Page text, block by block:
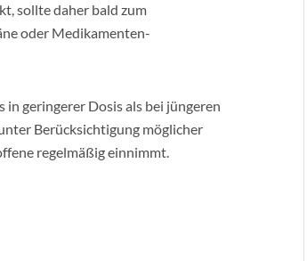
sollte daher bald zum
oder Medikamenten-
geringerer Dosis als bei jüngeren
Berücksichtigung möglicher
regelmäßig einnimmt.